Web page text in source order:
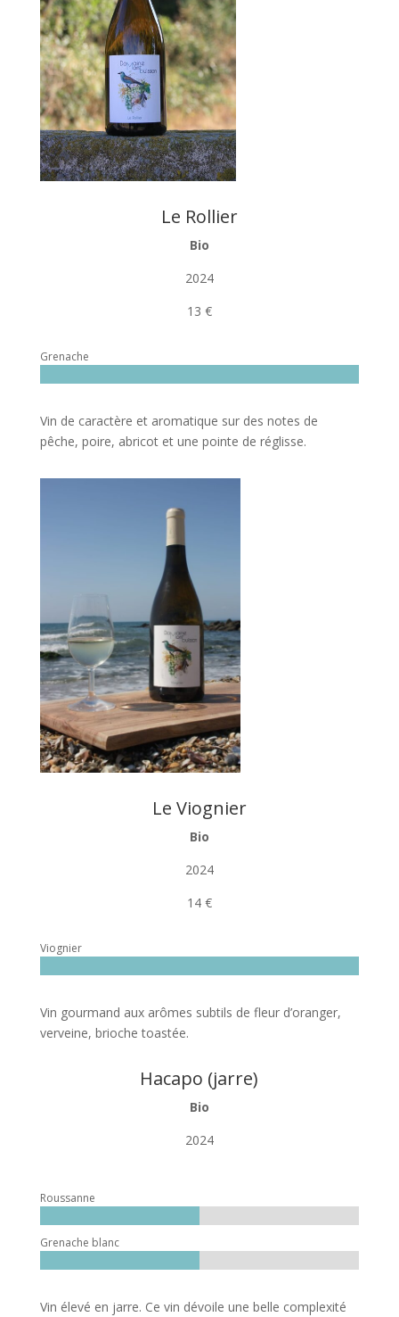
Le Rollier
Bio
2024
13 €
Grenache
Vin de caractère et aromatique sur des notes de
pêche, poire, abricot et une pointe de réglisse.
Le Viognier
Bio
2024
14 €
Viognier
Vin gourmand aux arômes subtils de fleur d’oranger,
verveine, brioche toastée.
Hacapo (jarre)
Bio
2024
Roussanne
Grenache blanc
Vin élevé en jarre. Ce vin dévoile une belle complexité